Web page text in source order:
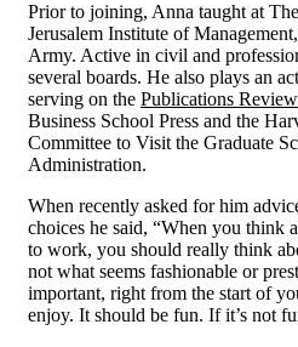
Prior to joining, Anna taught at
Jerusalem Institute of
Army. Active in civil and
several boards. He also plays an
serving on the Publications
Business School Press and the
Committee to Visit the Graduate
Administration.
When recently asked for him
choices he said, “When you think
to work, you should really think
not what seems fashionable or
important, right from the start of
enjoy. It should be fun. If it’s not